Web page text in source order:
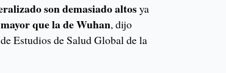
son demasiado altosya
que la de Wuhan, dijo
Estudios de Salud Global de la